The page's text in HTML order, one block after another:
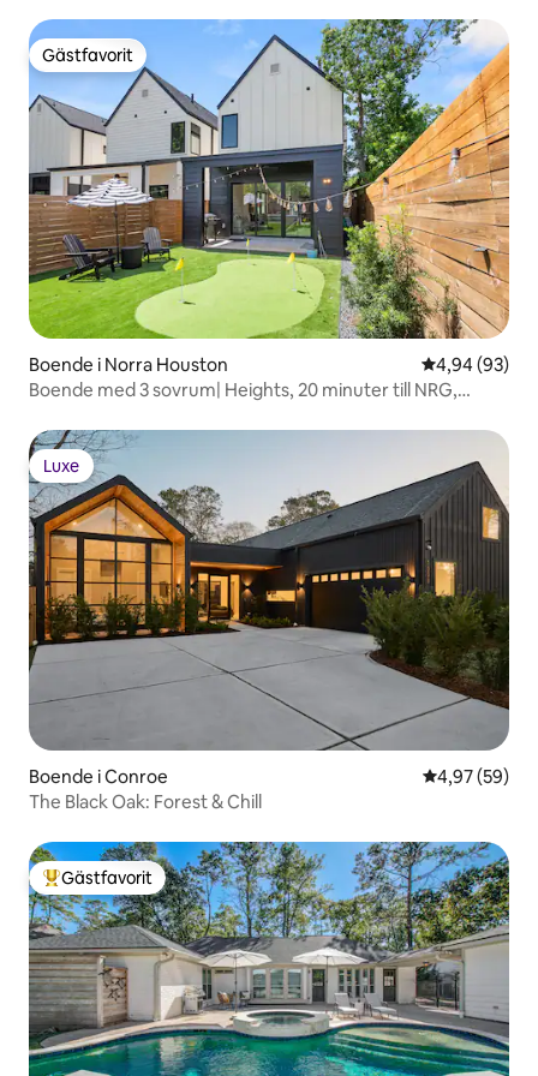
Gästfavorit
Gästfavorit
Boende i Norra Houston 4,94 av 5 i
4,94 (93)
Boende med 3 sovrum| Heights, 20 minuter till NRG,
Luxe
Luxe
Boende i Conroe 4,97 av 5 i
4,97 (59)
The Black Oak: Forest & Chill
Populär gästfavorit
Gästfavorit